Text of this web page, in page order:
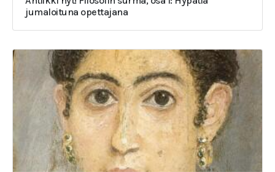
jumaloituna opettajana